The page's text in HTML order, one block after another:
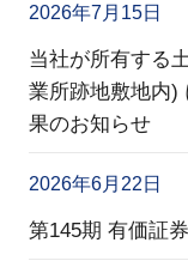
2026年7月15日
当社が所有する
業所跡地敷地内)
果のお知らせ
2026年6月22日
第145期 有価証